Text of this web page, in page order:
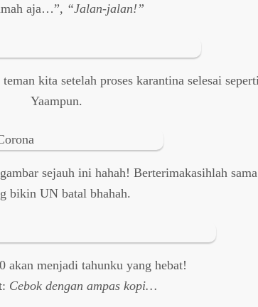
aja…”, “Jalan-jalan!”
kita setelah proses karantina selesai
Yaampun.
sejauh ini hahah! Berterimakasihlah
bikin UN batal bhahah.
akan menjadi tahunku yang hebat!
Cebok dengan ampas kopi…